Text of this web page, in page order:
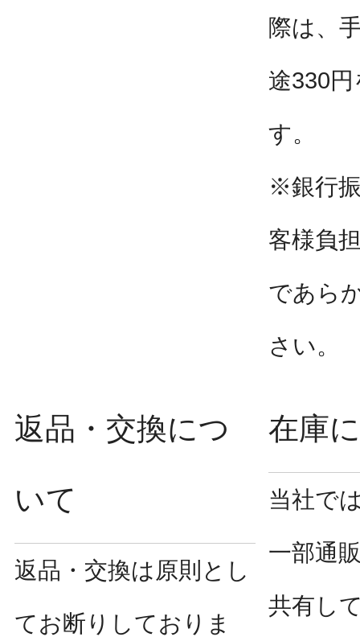
際は、
途330
す。
※銀行
客様負
であら
さい。
返品・交換につ
いて
返品・交換は原則とし
てお断りしておりま
在庫
当社で
一部通
共有し